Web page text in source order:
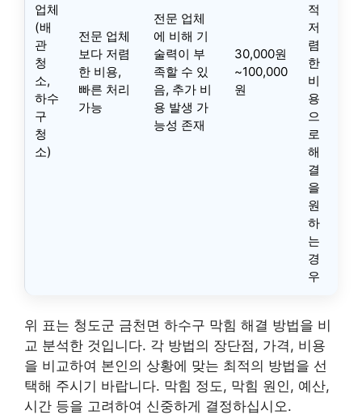
업체
(배
관
청
소,
하수
구
청
소)
전문 업체
보다 저렴
한 비용,
빠른 처리
가능
전문 업체
에 비해 기
술력이 부
족할 수 있
음, 추가 비
용 발생 가
능성 존재
30,000원
~100,000
원
적
저
렴
한
비
용
으
로
해
결
을
원
하
는
경
우
위 표는 청도군 금천면 하수구 막힘 해결 방법을 비
교 분석한 것입니다. 각 방법의 장단점, 가격, 비용
을 비교하여 본인의 상황에 맞는 최적의 방법을 선
택해 주시기 바랍니다. 막힘 정도, 막힘 원인, 예산,
시간 등을 고려하여 신중하게 결정하십시오.